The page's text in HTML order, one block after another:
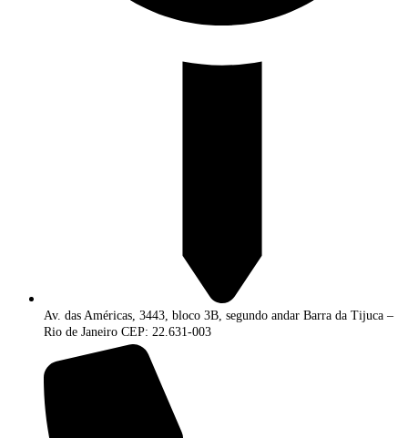
Av. das Américas, 3443, bloco 3B, segundo andar Barra da Tijuca –
Rio de Janeiro CEP: 22.631-003